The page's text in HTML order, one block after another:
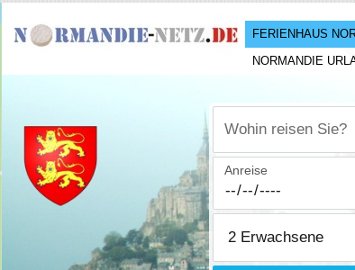
FERIENHAUS
NORMANDIE
Wohin reisen Sie?
Anreise